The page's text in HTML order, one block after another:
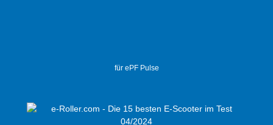
für ePF Pulse